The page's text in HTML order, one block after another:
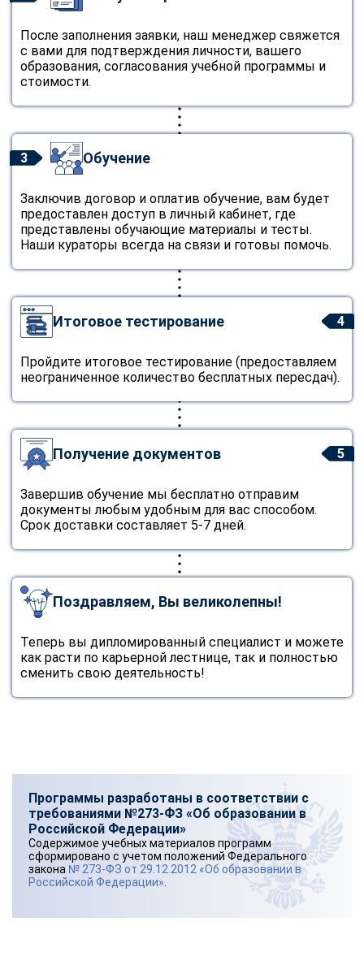
После заполнения заявки, наш менеджер свяжется
с вами для подтверждения личности, вашего
образования, согласования учебной программы и
стоимости.
3 Обучение
Заключив договор и оплатив обучение, вам будет
предоставлен доступ в личный кабинет, где
представлены обучающие материалы и тесты.
Наши кураторы всегда на связи и готовы помочь.
4
Итоговое тестирование
Пройдите итоговое тестирование (предоставляем
неограниченное количество бесплатных пересдач).
5
Получение документов
Завершив обучение мы бесплатно отправим
документы любым удобным для вас способом.
Срок доставки составляет 5-7 дней.
Поздравляем, Вы великолепны!
Теперь вы дипломированный специалист и можете
как расти по карьерной лестнице, так и полностью
сменить свою деятельность!
Программы разработаны в соответствии с
требованиями №273-ФЗ «Об образовании в
Российской Федерации»
Содержимое учебных материалов программ
сформировано с учетом положений Федерального
закона № 273-ФЗ от 29.12.2012 «Об образовании в
Российской Федерации»